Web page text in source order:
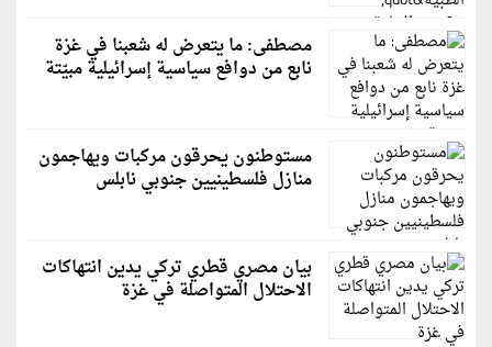
مصطفى: ما يتعرض له شعبنا في غزة
نابع من دوافع سياسية إسرائيلية مبيّتة
مستوطنون يحرقون مركبات ويهاجمون
منازل فلسطينيين جنوبي نابلس
بيان مصري قطري تركي يدين انتهاكات
الاحتلال المتواصلة في غزة